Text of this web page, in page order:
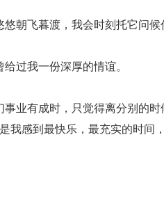
朝飞暮渡，我会时刻托它问候
过我一份深厚的情谊。
业有成时，只觉得离分别的时
我感到最快乐，最充实的时间